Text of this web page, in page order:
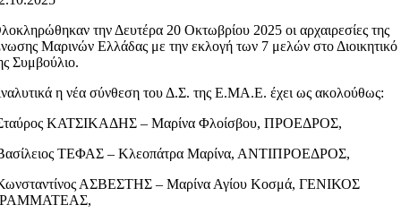
την Δευτέρα 20 Οκτωβρίου 2025 οι αρχαιρεσίες της
Μαρινών Ελλάδας με την εκλογή των 7 μελών στο Διοικητικό
Συμβούλιο.
η νέα σύνθεση του Δ.Σ. της Ε.ΜΑ.Ε. έχει ως ακολούθως:
ΚΑΤΣΙΚΑΔΗΣ – Μαρίνα Φλοίσβου, ΠΡΟΕΔΡΟΣ,
ΤΕΦΑΣ – Κλεοπάτρα Μαρίνα, ΑΝΤΙΠΡΟΕΔΡΟΣ,
ΑΣΒΕΣΤΗΣ – Μαρίνα Αγίου Κοσμά, ΓΕΝΙΚΟΣ